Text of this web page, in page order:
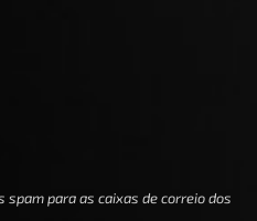
spam para as caixas de correio dos